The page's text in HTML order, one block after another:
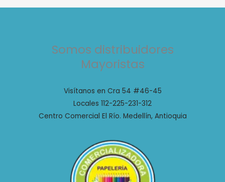
Somos distribuidores
Mayoristas
Visítanos en Cra 54 #46-45
Locales 112-225-231-312
Centro Comercial El Río. Medellín, Antioquia